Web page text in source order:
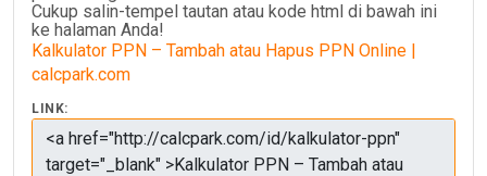
Cukup salin-tempel tautan atau kode html di bawah ini
ke halaman Anda!
Kalkulator PPN – Tambah atau Hapus PPN Online |
calcpark.com
LINK: